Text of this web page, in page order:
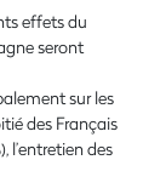
effets du
seront
sur les
des Français
l’entretien des